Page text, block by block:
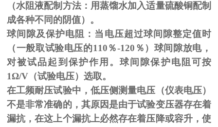
（水阻液配制方法：用蒸馏水加入适量硫酸铜配制
成各种不同的阴值）。
球间隙及保护电阻：当电压超过球间隙整定值时
（一般取试验电压的110％-120 ％）球间隙放电，
对被试品起到保护作用。球间隙保护电阻可按
1Ω/V（试验电压）选取。
在工频耐压试验中，低压侧测量电压（仪表电压）
不是非常准确的，其原因是由于试验变压器存在着
漏抗，在这上个漏抗上必然存在着压降或容升，使